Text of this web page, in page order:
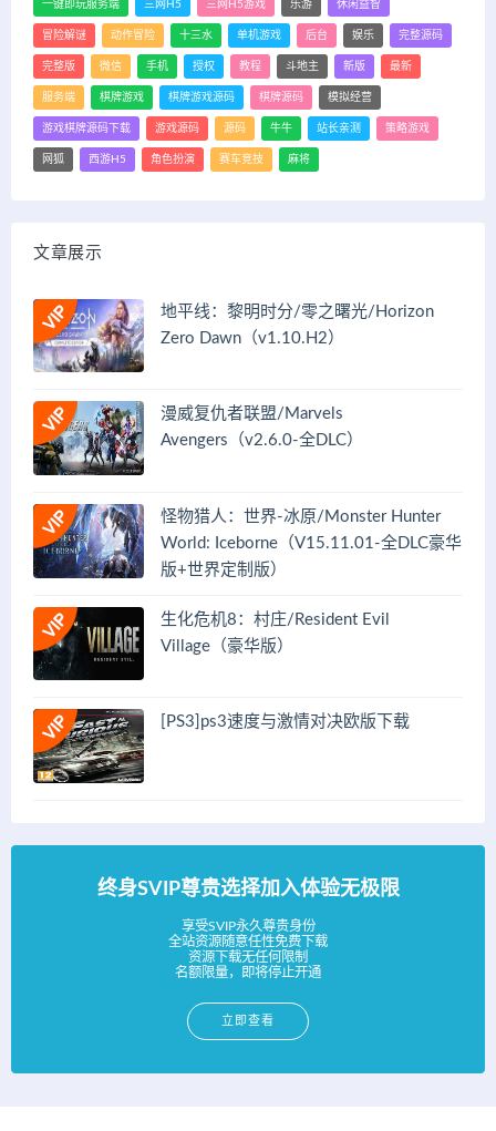
一键即玩服务端 三网H5 三网H5游戏 乐游 休闲益智
冒险解谜 动作冒险 十三水 单机游戏 后台 娱乐 完整源码
完整版 微信 手机 授权 教程 斗地主 新版 最新
服务端 棋牌游戏 棋牌游戏源码 棋牌源码 模拟经营
游戏棋牌源码下载 游戏源码 源码 牛牛 站长亲测 策略游戏
网狐 西游H5 角色扮演 赛车竞技 麻将
文章展示
地平线：黎明时分/零之曙光/Horizon
Zero Dawn（v1.10.H2）
漫威复仇者联盟/Marvels
Avengers（v2.6.0-全DLC）
怪物猎人：世界-冰原/Monster Hunter
World: Iceborne（V15.11.01-全DLC豪华
版+世界定制版）
生化危机8：村庄/Resident Evil
Village（豪华版）
[PS3]ps3速度与激情对决欧版下载
终身SVIP尊贵选择加入体验无极限
享受SVIP永久尊贵身份
全站资源随意任性免费下载
资源下载无任何限制
名额限量，即将停止开通
立即查看